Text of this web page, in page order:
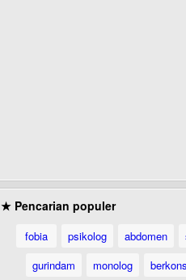
★ Pencarian populer
fobia psikolog abdomen
gurindam
monolog